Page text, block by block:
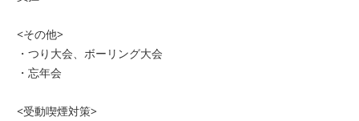
<その他>
・つり大会、ボーリング大会
・忘年会
<受動喫煙対策>